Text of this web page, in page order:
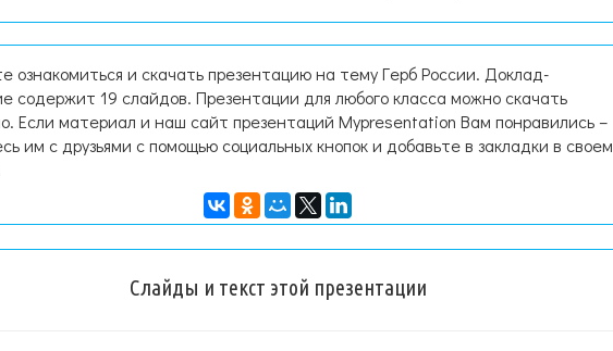
ознакомиться и скачать презентацию на тему Герб России. Доклад-
содержит 19 слайдов. Презентации для любого класса можно скачать
Если материал и наш сайт презентаций Mypresentation Вам понравились –
им с друзьями с помощью социальных кнопок и добавьте в закладки в своем
Слайды и текст этой презентации